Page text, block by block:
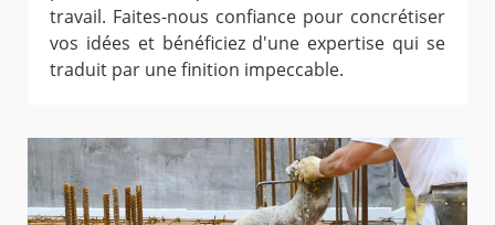
travail. Faites-nous confiance pour concrétiser
vos idées et bénéficiez d'une expertise qui se
traduit par une finition impeccable.